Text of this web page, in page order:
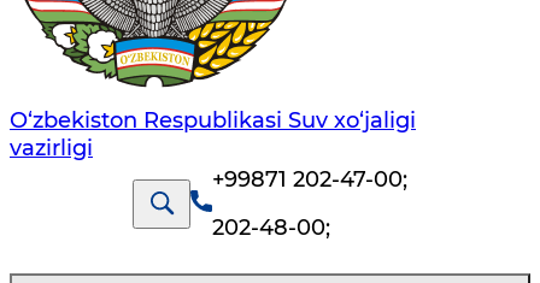
O‘zbekiston Respublikasi Suv хo‘jaligi
vazirligi
+99871 202-47-00;
202-48-00;